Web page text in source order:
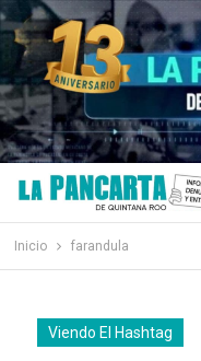
Inicio farandula
Viendo El Hashtag